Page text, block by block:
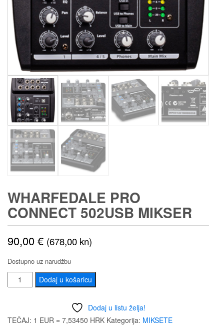
WHARFEDALE PRO
CONNECT 502USB MIKSER
90,00€ (678,00 kn)
Dostupno uz narudžbu
Wharfedale
Pro
502USB
Dodaj u košaricu
Dodaj u listu želja!
TEČAJ: 1 EUR = 7,53450 HRK Kategorija: MIKSETE